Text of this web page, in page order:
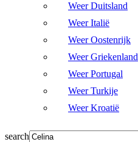
Weer Duitsland
Weer Italië
Weer Oostenrijk
Weer Griekenland
Weer Portugal
Weer Turkije
Weer Kroatië
search